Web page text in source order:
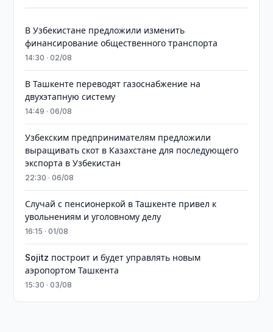
В Узбекистане предложили изменить
финансирование общественного транспорта
14:30 · 02/08
В Ташкенте переводят газоснабжение на
двухэтапную систему
14:49 · 06/08
Узбекским предпринимателям предложили
выращивать скот в Казахстане для последующего
экспорта в Узбекистан
22:30 · 06/08
Случай с пенсионеркой в Ташкенте привел к
увольнениям и уголовному делу
16:15 · 01/08
Sojitz построит и будет управлять новым
аэропортом Ташкента
15:30 · 03/08